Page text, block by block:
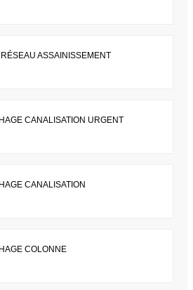
ASSAINISSEMENT
CANALISATION URGENT
CANALISATION
COLONNE